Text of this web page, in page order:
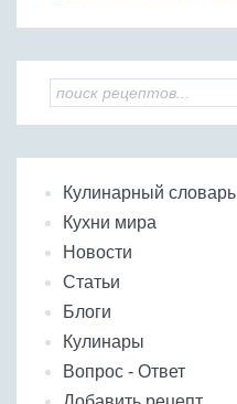
Кулинарный словарь
Кухни мира
Новости
Статьи
Блоги
Кулинары
Вопрос - Ответ